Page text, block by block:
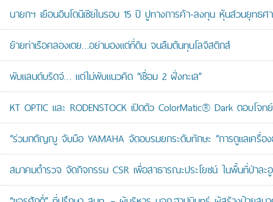
นายกฯ เยือนอินโดนีเซียในรอบ 15 ปี ปูทางการค้า-ลงทุน หุ้นส่วนยุทธศ
ย้ายท่าเรือคลองเตย…อย่ามองแต่ที่ดิน จนลืมต้นทุนโลจิสติกส์
พับแลนด์บริดจ์… แต่ไม่พับแนวคิด “เชื่อม 2 ฝั่งทะเล”
KT OPTIC และ RODENSTOCK เปิดตัว ColorMatic® Dark ตอบโจ
“ร่วมกตัญญู จับมือ YAMAHA จัดอบรมยกระดับทักษะ “การดูแลเครื่อ
สมาคมตำรวจ จัดกิจกรรม CSR เพื่อสาธารณะประโยชน์ ในพื้นที่ป่าละอู